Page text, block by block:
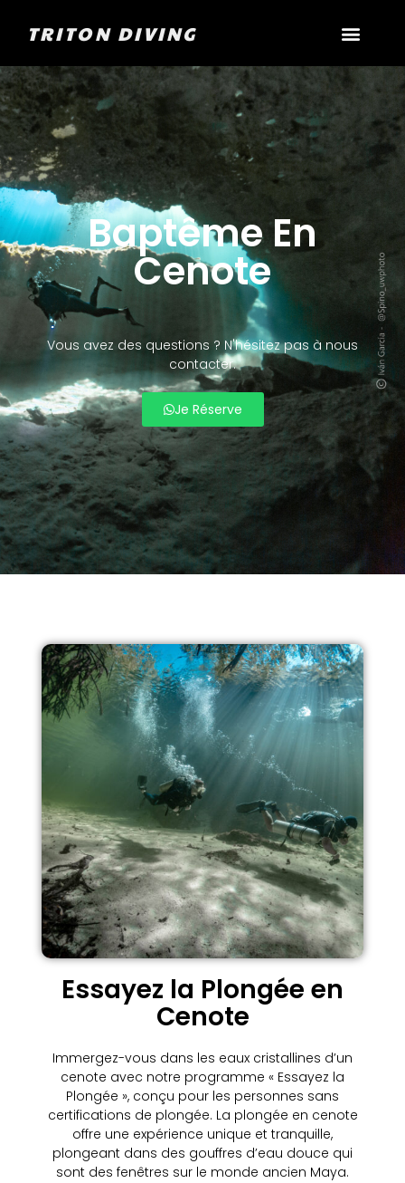
TRITON DIVING
Baptême En
Cenote
Vous avez des questions ? N'hésitez pas à nous
contacter.
Je Réserve
Essayez la Plongée en
Cenote
Immergez-vous dans les eaux cristallines d’un
cenote avec notre programme « Essayez la
Plongée », conçu pour les personnes sans
certifications de plongée. La plongée en cenote
offre une expérience unique et tranquille,
plongeant dans des gouffres d’eau douce qui
sont des fenêtres sur le monde ancien Maya.